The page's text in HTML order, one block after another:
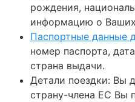
рождения,
информацию о
Паспортные данные
номер паспорта,
страна выдачи.
Детали поездки: Вы
страну-члена ЕС Вы